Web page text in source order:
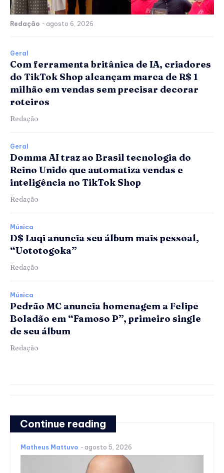
Redação - agosto 6, 2026
Geral
Com ferramenta britânica de IA, criadores
do TikTok Shop alcançam marca de R$ 1
milhão em vendas sem precisar decorar
roteiros
Redação
Geral
Domma AI traz ao Brasil tecnologia do
Reino Unido que automatiza vendas e
inteligência no TikTok Shop
Redação
Música
D$ Luqi anuncia seu álbum mais pessoal,
“Uototogoka”
Redação
Música
Pedrão MC anuncia homenagem a Felipe
Boladão em “Famoso P”, primeiro single
de seu álbum
Redação
Continue reading
Matheus Mattuvo - agosto 5, 2026